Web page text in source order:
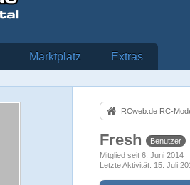
Marktplatz Extras
RCweb.de RC-
Fresh
Benutzer
Mitglied seit 6. Juni 2014
Letzte Aktivität 15. Juli